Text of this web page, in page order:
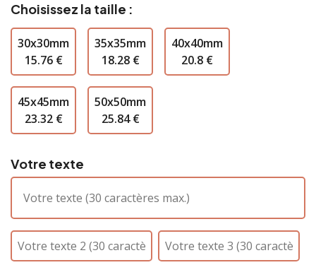
Choisissez la taille :
30x30mm
15.76 €
35x35mm
18.28 €
40x40mm
20.8 €
45x45mm
23.32 €
50x50mm
25.84 €
Votre texte